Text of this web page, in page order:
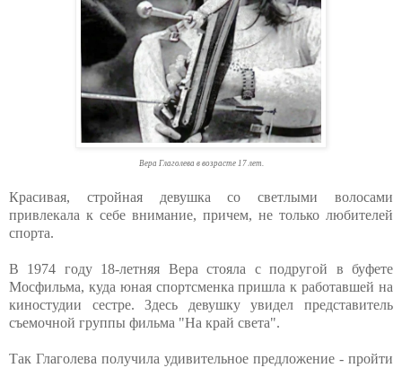
Вера Глаголева в возрасте 17 лет.
Красивая, стройная девушка со светлыми волосами
привлекала к себе внимание, причем, не только любителей
спорта.
В 1974 году 18-летняя Вера стояла с подругой в буфете
Мосфильма, куда юная спортсменка пришла к работавшей на
киностудии сестре. Здесь девушку увидел представитель
съемочной группы фильма "На край света".
Так Глаголева получила удивительное предложение - пройти